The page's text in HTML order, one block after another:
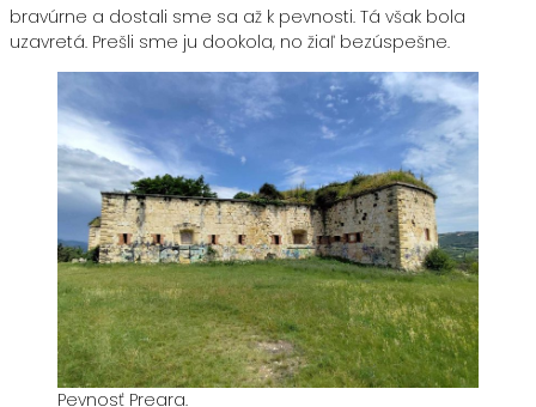
bravúrne a dostali sme sa až k pevnosti. Tá však bola
uzavretá. Prešli sme ju dookola, no žiaľ bezúspešne.
Pevnosť Preara.